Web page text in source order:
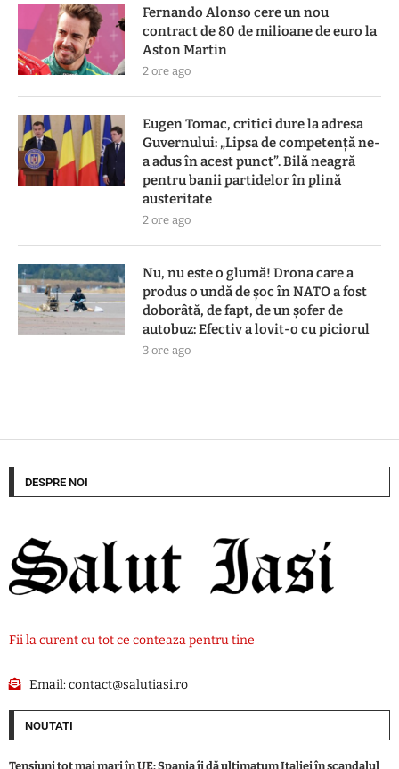
Fernando Alonso cere un nou
contract de 80 de milioane de euro la
Aston Martin
2 ore ago
Eugen Tomac, critici dure la adresa
Guvernului: „Lipsa de competență ne-
a adus în acest punct”. Bilă neagră
pentru banii partidelor în plină
austeritate
2 ore ago
Nu, nu este o glumă! Drona care a
produs o undă de șoc în NATO a fost
doborâtă, de fapt, de un șofer de
autobuz: Efectiv a lovit-o cu piciorul
3 ore ago
DESPRE NOI
Fii la curent cu tot ce conteaza pentru tine
Email:contact@salutiasi.ro
NOUTATI
Tensiuni tot mai mari în UE: Spania îi dă ultimatum Italiei în scandalul